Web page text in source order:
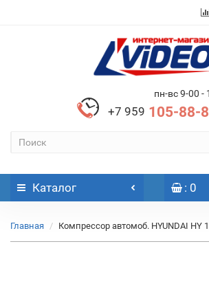
пн-вс 9-00 -
+7 959 105-88-
Каталог : 0
Главная Компрессор автомоб. HYUNDAI HY